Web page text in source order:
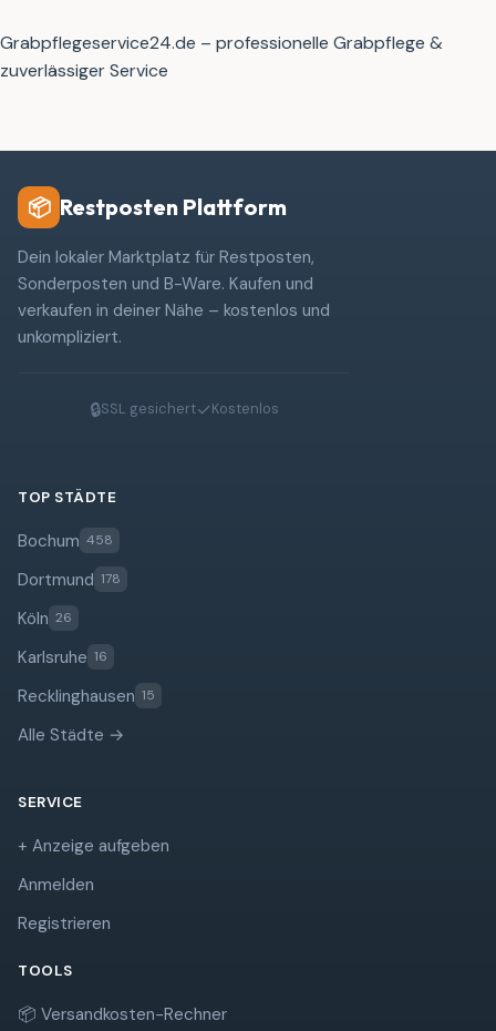
Grabpflegeservice24.de – professionelle Grabpflege &
zuverlässiger Service
📦 Restposten Plattform
Dein lokaler Marktplatz für Restposten,
Sonderposten und B-Ware. Kaufen und
verkaufen in deiner Nähe – kostenlos und
unkompliziert.
🔒SSL gesichert✓Kostenlos
TOP STÄDTE
Bochum 458
Dortmund 178
Köln 26
Karlsruhe 16
Recklinghausen 15
Alle Städte →
SERVICE
+ Anzeige aufgeben
Anmelden
Registrieren
TOOLS
📦 Versandkosten-Rechner